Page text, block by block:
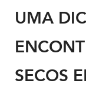
UMA
SECOS